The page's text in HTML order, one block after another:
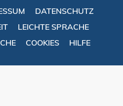
DATENSCHUTZ
LEICHTE SPRACHE
COOKIES HILFE